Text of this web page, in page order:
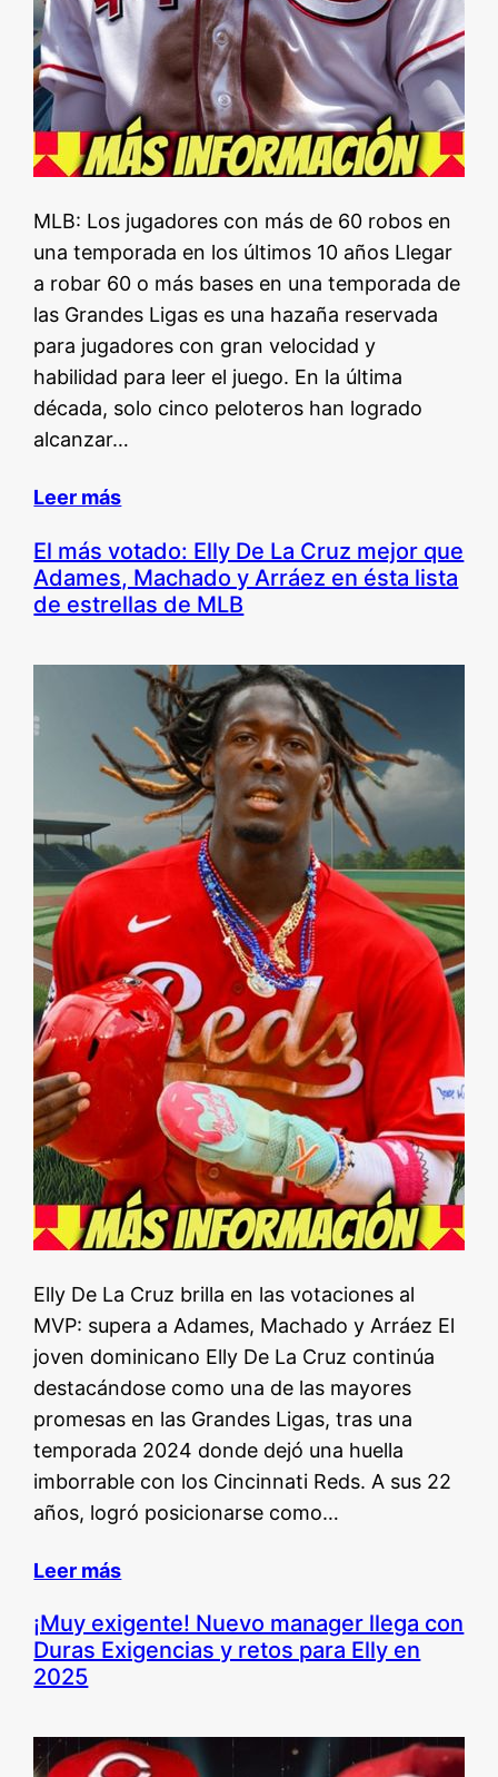
MLB: Los jugadores con más de 60 robos en
una temporada en los últimos 10 años Llegar
a robar 60 o más bases en una temporada de
las Grandes Ligas es una hazaña reservada
para jugadores con gran velocidad y
habilidad para leer el juego. En la última
década, solo cinco peloteros han logrado
alcanzar…
Leer más
El más votado: Elly De La Cruz mejor que
Adames, Machado y Arráez en ésta lista
de estrellas de MLB
Elly De La Cruz brilla en las votaciones al
MVP: supera a Adames, Machado y Arráez El
joven dominicano Elly De La Cruz continúa
destacándose como una de las mayores
promesas en las Grandes Ligas, tras una
temporada 2024 donde dejó una huella
imborrable con los Cincinnati Reds. A sus 22
años, logró posicionarse como…
Leer más
¡Muy exigente! Nuevo manager llega con
Duras Exigencias y retos para Elly en
2025